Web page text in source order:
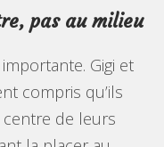
pas au milieu
Gigi et
compris qu’ils
de leurs